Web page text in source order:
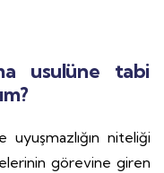
usulüne tabi
niteliği
görevine giren